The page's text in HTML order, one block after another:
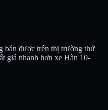
bán được trên thị trường thứ
giá nhanh hơn xe Hàn 10-